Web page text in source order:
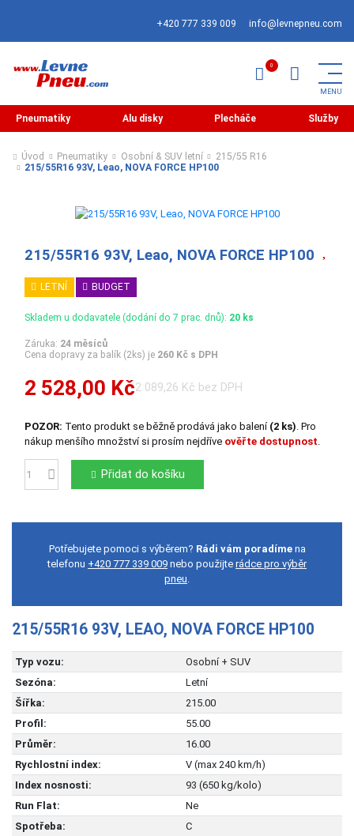
+420 777 339 009 info@levnepneu.com
Pneumatiky Alu disky Plecháče Služby
Úvod Pneumatiky Osobní & SUV letní
215/55 R16
215/55R16 93V, Leao, NOVA FORCE HP100
215/55R16 93V, Leao, NOVA FORCE HP100
LETNÍ BUDGET
Skladem u dodavatele (dodání do 7 prac. dnů): 20 ks
Záruka: 24 měsíců
Cena dopravy za balík (2ks) je 260 Kč s DPH
2 528,00 Kč2 089,26 Kč bez DPH
POZOR: Tento produkt se běžně prodává jako balení (2 ks) . Pro
nákup menšího množství si prosím nejdříve ověřte dostupnost
Počet Přidat do košíku
Potřebujete pomoci s výběrem? Rádi vám poradímena
telefonu +420 777 339 009 nebo použijte rádce pro výběr
pneu.
215/55R16 93V, LEAO, NOVA FORCE HP100
Typ vozu:
Osobní + SUV
Sezóna:
Letní
Šířka:
215.00
Profil:
55.00
Průměr:
16.00
Rychlostní index:
V (max 240 km/h)
Index nosnosti:
93 (650 kg/kolo)
Run Flat:
Ne
Spotřeba:
C